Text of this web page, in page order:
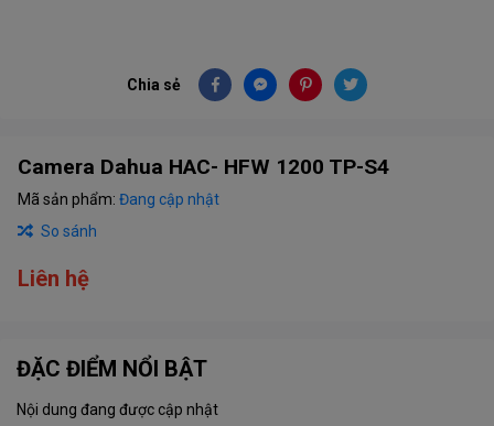
Chia sẻ
Camera Dahua HAC- HFW 1200 TP-S4
Mã sản phẩm: Đang cập nhật
So sánh
Liên hệ
ĐẶC ĐIỂM NỔI BẬT
Nội dung đang được cập nhật